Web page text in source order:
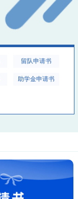
留队申请书
助学金申请书